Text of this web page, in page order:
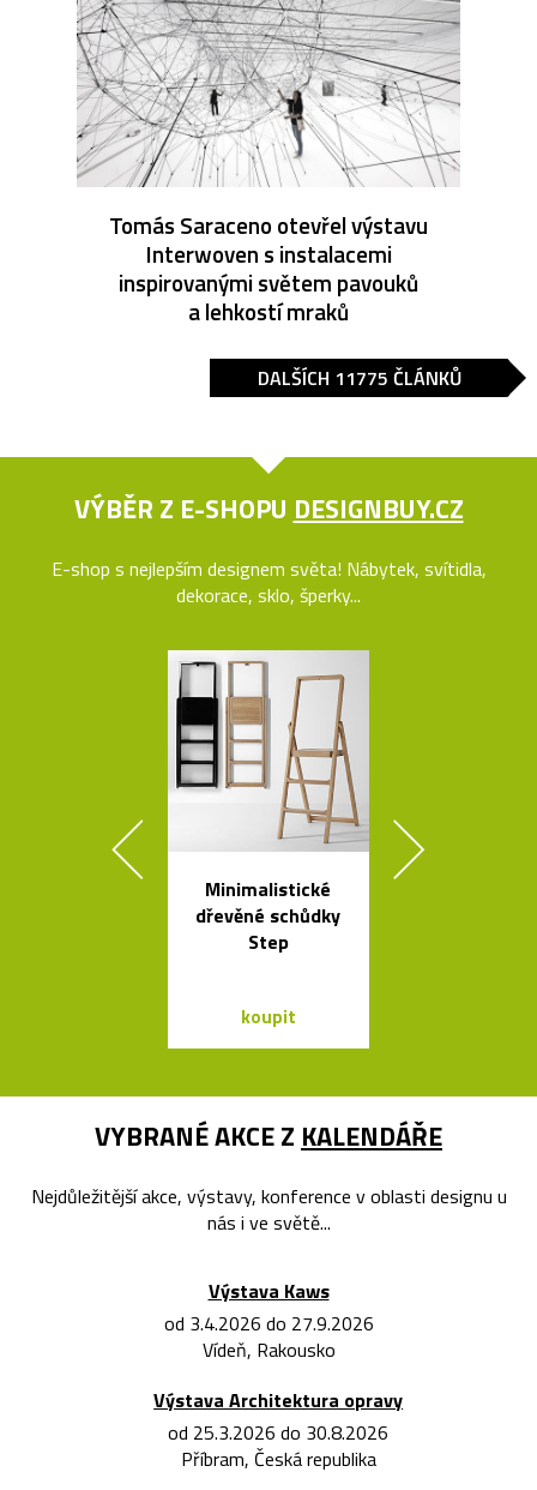
Tomás Saraceno otevřel výstavu
Interwoven s instalacemi
inspirovanými světem pavouků
a lehkostí mraků
DALŠÍCH 11775 ČLÁNKŮ
VÝBĚR Z E-SHOPU DESIGNBUY.CZ
E-shop s nejlepším designem světa! Nábytek, svítidla,
dekorace, sklo, šperky...
Minimalistické
dřevěné schůdky
Step
koupit
VYBRANÉ AKCE Z KALENDÁŘE
Nejdůležitější akce, výstavy, konference v oblasti designu u
nás i ve světě...
Výstava Kaws
od 3.4.2026 do 27.9.2026
Vídeň, Rakousko
Výstava Architektura opravy
od 25.3.2026 do 30.8.2026
Příbram, Česká republika